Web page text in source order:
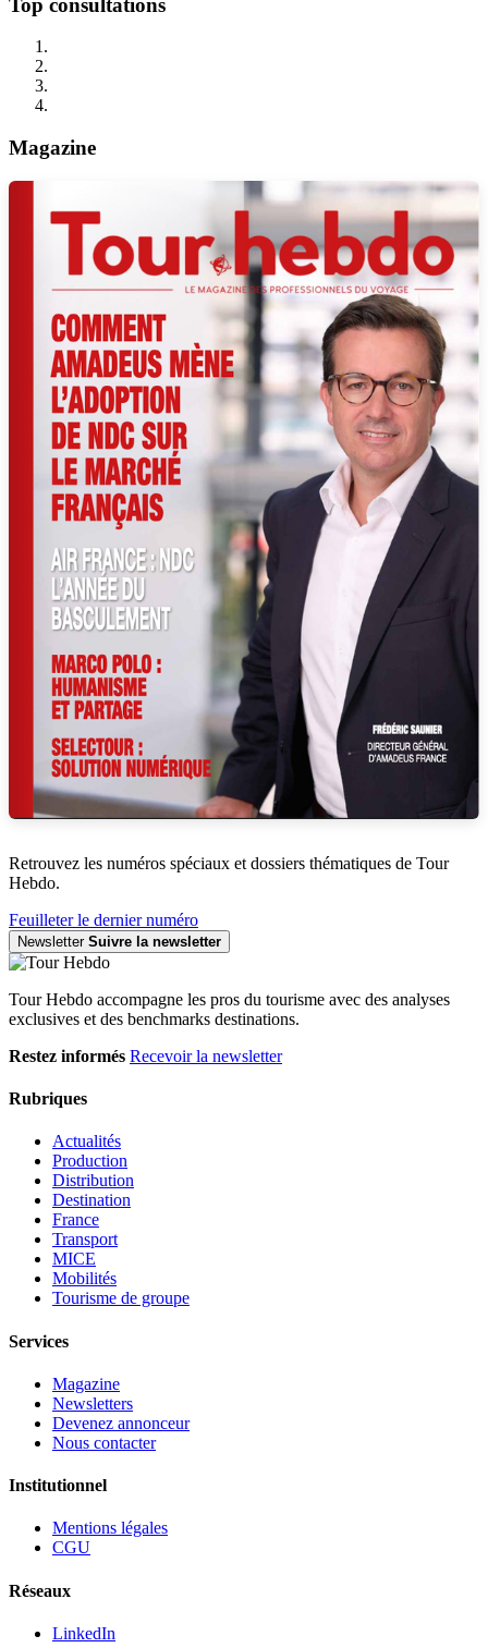
Magazine
Retrouvez les numéros spéciaux et dossiers thématiques de Tour
Hebdo.
Feuilleter le dernier numéro
Newsletter Suivre la newsletter
Tour Hebdo accompagne les pros du tourisme avec des analyses
exclusives et des benchmarks destinations.
Restez informés Recevoir la newsletter
Rubriques
Actualités
Production
Distribution
Destination
France
Transport
MICE
Mobilités
Tourisme de groupe
Services
Magazine
Newsletters
Devenez annonceur
Nous contacter
Institutionnel
Mentions légales
CGU
Réseaux
LinkedIn